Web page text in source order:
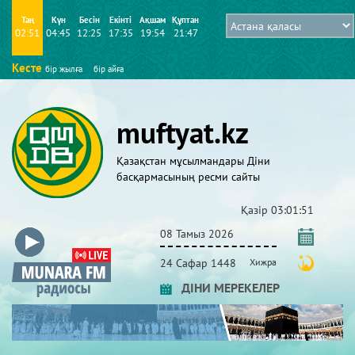
Таң
02:51
Күн
04:45
Бесін
12:25
Екінті
17:35
Ақшам
19:54
Құптан
21:47
Кесте бір жылға бір айға
muftyat.kz
Қазақстан мұсылмандары Діни
басқармасының ресми сайты
Қазір 03:01:52
08 Тамыз 2026
24 Сафар 1448 Хижра
ДІНИ МЕРЕКЕЛЕР